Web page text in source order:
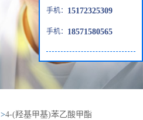
>4-(羟基甲基)苯乙酸甲酯
手机： 15172325309
手机： 18571580565